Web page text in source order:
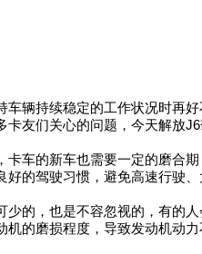
车辆持续稳定的工作状况时再
卡友们关心的问题，今天解放
卡车的新车也需要一定的磨合
好的驾驶习惯，避免高速行驶
少的，也是不容忽视的，有的
机的磨损程度，导致发动机动